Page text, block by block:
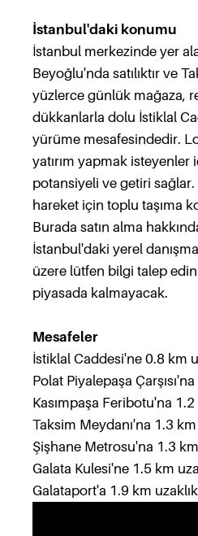
İstanbul'daki konumu
İstanbul merkezinde yer
Beyoğlu'nda satılıktır ve
yüzlerce günlük mağaza,
dükkanlarla dolu İstiklal
yürüme mesafesindedir.
yatırım yapmak isteyenler
potansiyeli ve getiri
hareket için toplu taşıma
Burada satın alma
İstanbul'daki yerel
üzere lütfen bilgi talep
piyasada kalmayacak.
Mesafeler
İstiklal Caddesi'ne 0.8 km
Polat Piyalepaşa
Kasımpaşa Feribotu'na
Taksim Meydanı'na 1.3 km
Şişhane Metrosu'na 1.3
Galata Kulesi'ne 1.5 km
Galataport'a 1.9 km